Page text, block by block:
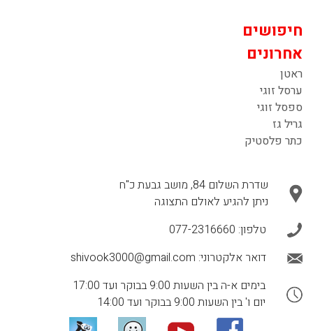
חיפושים
אחרונים
ראטן
ערסל זוגי
ספסל זוגי
גריל גז
כתר פלסטיק
שדרת השלום 84, מושב גבעת כ"ח
ניתן להגיע לאולם התצוגה
טלפון: 077-2316660
דואר אלקטרוני: shivook3000@gmail.com
בימים א-ה בין השעות 9:00 בבוקר ועד 17:00
יום ו' בין השעות 9:00 בבוקר ועד 14:00